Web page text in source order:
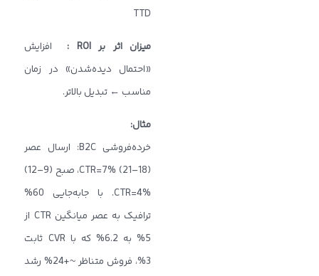
TTD
میزان اثر برROI
:افزایش
«احتمال دیده‌شدن» در زمان
مناسب ← تبدیل بالاتر.
مثال:
خرده‌فروشی B2C: ارسال عصر
(18–21) CTR=7%، صبح (9–12)
CTR=4%. با جابه‌جایی 60%
ترافیک به عصر میانگین CTR از
5% به 6.2% که با CVR ثابت
3%، فروش متناظر ~+24% رشد